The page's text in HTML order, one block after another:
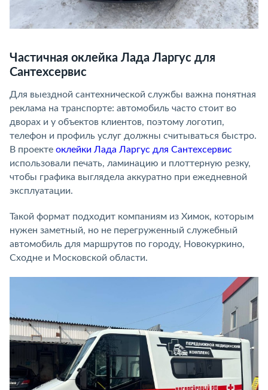
Частичная оклейка Лада Ларгус для
Сантехсервис
Для выездной сантехнической службы важна понятная
реклама на транспорте: автомобиль часто стоит во
дворах и у объектов клиентов, поэтому логотип,
телефон и профиль услуг должны считываться быстро.
В проекте оклейки Лада Ларгус для Сантехсервис
использовали печать, ламинацию и плоттерную резку,
чтобы графика выглядела аккуратно при ежедневной
эксплуатации.
Такой формат подходит компаниям из Химок, которым
нужен заметный, но не перегруженный служебный
автомобиль для маршрутов по городу, Новокуркино,
Сходне и Московской области.